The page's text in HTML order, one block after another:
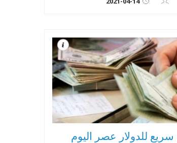
للدولار عصر اليوم